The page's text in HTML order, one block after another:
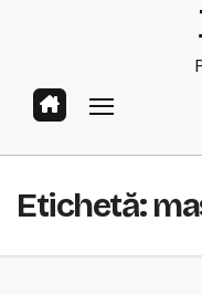
Etichetă: